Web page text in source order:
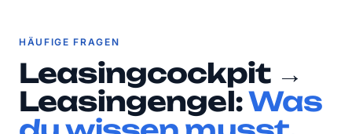
HÄUFIGE FRAGEN
Leasingcockpit →
Leasingengel:Was